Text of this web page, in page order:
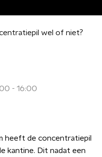
wel of niet?
- 16:00
heeft de concentratiepil
kantine. Dit nadat een